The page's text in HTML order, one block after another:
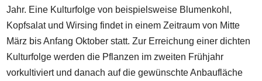
Jahr. Eine Kulturfolge von beispielsweise Blumenkohl,
Kopfsalat und Wirsing findet in einem Zeitraum von Mitte
März bis Anfang Oktober statt. Zur Erreichung einer dichten
Kulturfolge werden die Pflanzen im zweiten Frühjahr
vorkultiviert und danach auf die gewünschte Anbaufläche